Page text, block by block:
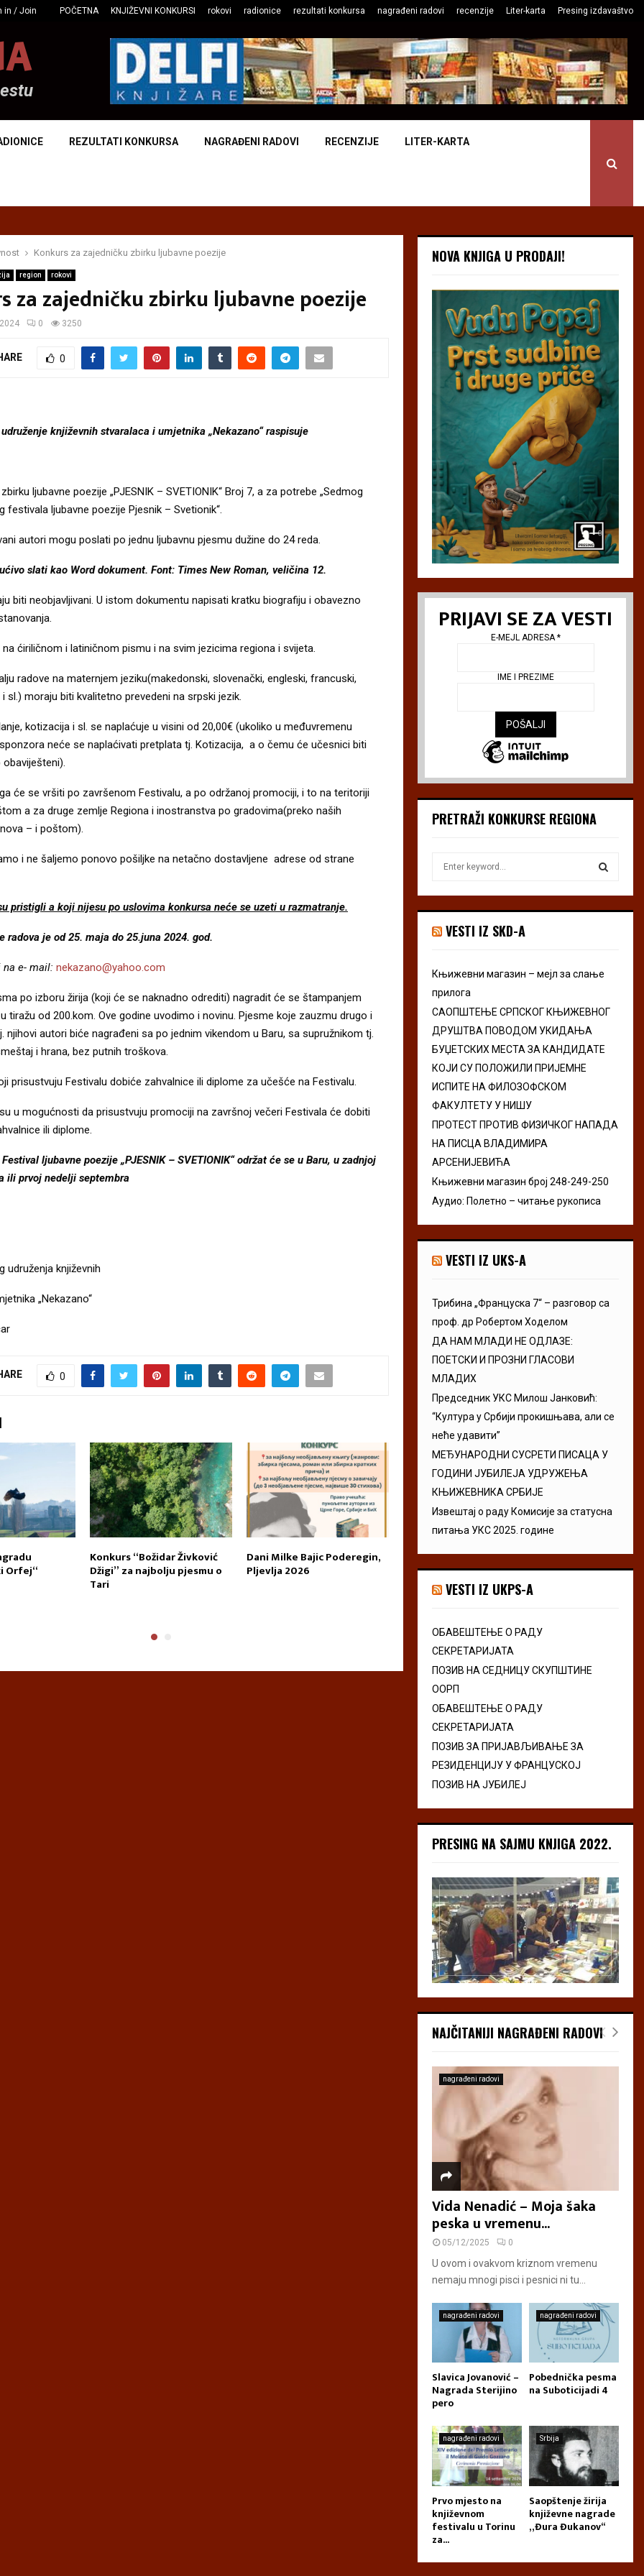
in / Join POČETNA KNJIŽEVNI KONKURSI rokovi radionice rezultati konkursa nagrađeni radovi recenzije Liter-karta Presing izdavaštvo
REZULTATI KONKURSA NAGRAĐENI RADOVI RECENZIJE LITER-KARTA
Konkurs za zajedničku zbirku ljubavne poezije
region rokovi
za zajedničku zbirku ljubavne poezije
0 3250
0
književnih stvaralaca i umjetnika „Nekazano“ raspisuje
ljubavne poezije „PJESNIK – SVETIONIK“ Broj 7, a za potrebe „Sedmog
festivala ljubavne poezije Pjesnik – Svetionik“.
autori mogu poslati po jednu ljubavnu pjesmu dužine do 24 reda.
slati kao Word dokument. Font: Times New Roman, veličina 12.
biti neobjavljivani. U istom dokumentu napisati kratku biografiju i obavezno
ćiriličnom i latiničnom pismu i na svim jezicima regiona i svijeta.
radove na maternjem jeziku(makedonski, slovenački, engleski, francuski,
sl.) moraju biti kvalitetno prevedeni na srpski jezik.
kotizacija i sl. se naplaćuje u visini od 20,00€ (ukoliko u međuvremenu
neće se naplaćivati pretplata tj. Kotizacija, a o čemu će učesnici biti
će se vršiti po završenom Festivalu, a po održanoj promociji, i to na teritoriji
a za druge zemlje Regiona i inostranstva po gradovima(preko naših
– i poštom).
i ne šaljemo ponovo pošiljke na netačno dostavljene adrese od strane
pristigli a koji nijesu po uslovima konkursa neće se uzeti u razmatranje.
radova je od 25. maja do 25.juna 2024. god.
na e- mail: nekazano@yahoo.com
po izboru žirija (koji će se naknadno odrediti) nagradit će se štampanjem
tiražu od 200.kom. Ove godine uvodimo i novinu. Pjesme koje zauzmu drugo i
njihovi autori biće nagrađeni sa po jednim vikendom u Baru, sa supružnikom tj.
i hrana, bez putnih troškova.
prisustvuju Festivalu dobiće zahvalnice ili diplome za učešće na Festivalu.
u mogućnosti da prisustvuju promociji na završnoj večeri Festivala će dobiti
ili diplome.
ljubavne poezije „PJESNIK – SVETIONIK“ održat će se u Baru, u zadnjoj
ili prvoj nedelji septembra
udruženja književnih
„Nekazano“
0
Orfej“
Konkurs “Božidar Živković
Džigi” za najbolju pjesmu o
Tari
Dani Milke Bajic Poderegin,
Pljevlja 2026
Uži izbor 12. Presingovog
konkursa za najbolju
neobjavljenu zbirku pesama
Konkurs za
zbirku poezije –
NOVA KNJIGA U PRODAJI!
PRIJAVI SE ZA VESTI
E-MEJL ADRESA*
IME I PREZIME
PRETRAŽI KONKURSE REGIONA
h
r
:
S
C
VESTI IZ SKD-A
Књижевни магазин – мејл за слање
прилога
САОПШТЕЊЕ СРПСКОГ КЊИЖЕВНОГ
ДРУШТВА ПОВОДОМ УКИДАЊА
БУЏЕТСКИХ МЕСТА ЗА КАНДИДАТЕ
КОЈИ СУ ПОЛОЖИЛИ ПРИЈЕМНЕ
ИСПИТЕ НА ФИЛОЗОФСКОМ
ФАКУЛТЕТУ У НИШУ
ПРОТЕСТ ПРОТИВ ФИЗИЧКОГ НАПАДА
НА ПИСЦА ВЛАДИМИРА
АРСЕНИЈЕВИЋА
Књижевни магазин број 248-249-250
Аудио: Полетно – читање рукописа
VESTI IZ UKS-A
Трибина „Француска 7“ – разговор са
проф. др Робертом Ходелом
ДА НАМ МЛАДИ НЕ ОДЛАЗЕ:
ПОЕТСКИ И ПРОЗНИ ГЛАСОВИ
МЛАДИХ
Председник УКС Милош Јанковић:
“Култура у Србији прокишњава, али се
неће удавити”
МЕЂУНАРОДНИ СУСРЕТИ ПИСАЦА У
ГОДИНИ ЈУБИЛЕЈА УДРУЖЕЊА
КЊИЖЕВНИКА СРБИЈЕ
Извештај о раду Комисије за статусна
питања УКС 2025. године
VESTI IZ UKPS-A
ОБАВЕШТЕЊЕ О РАДУ
СЕКРЕТАРИЈАТА
ПОЗИВ НА СЕДНИЦУ СКУПШТИНЕ
ООРП
ОБАВЕШТЕЊЕ О РАДУ
СЕКРЕТАРИЈАТА
ПОЗИВ ЗА ПРИЈАВЉИВАЊЕ ЗА
РЕЗИДЕНЦИЈУ У ФРАНЦУСКОЈ
ПОЗИВ НА ЈУБИЛЕЈ
PRESING NA SAJMU KNJIGA 2022.
NAJČITANIJI NAGRAĐENI RADOVI
nagrađeni radovi
Vida Nenadić – Moja šaka
peska u vremenu...
05/12/2025 0
U ovom i ovakvom kriznom vremenu
nemaju mnogi pisci i pesnici ni tu...
nagrađeni radovi
Slavica Jovanović –
Nagrada Sterijino
pero
nagrađeni radovi
Pobednička pesma
na Suboticijadi 4
nagrađeni radovi
Prvo mjesto na
književnom
festivalu u Torinu
za...
Srbija
Saopštenje žirija
književne nagrade
„Đura Đukanov“